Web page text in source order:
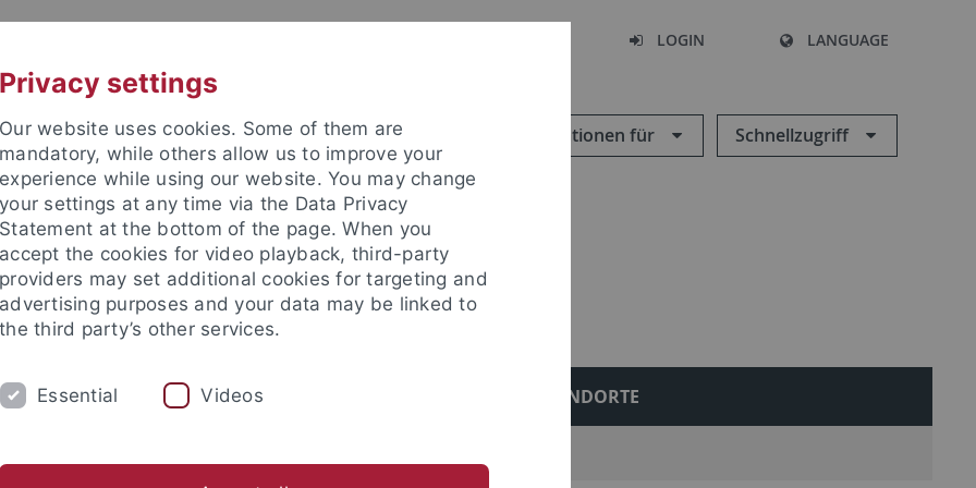
LOGIN LANGUAGE
Informationen für Schnellzugriff
FORSCHUNG STANDORTE
Privacy settings
Our website uses cookies. Some of them are
mandatory, while others allow us to improve your
experience while using our website. You may change
your settings at any time via the Data Privacy
Statement at the bottom of the page. When you
accept the cookies for video playback, third-party
providers may set additional cookies for targeting and
advertising purposes and your data may be linked to
the third party’s other services.
Essential Videos